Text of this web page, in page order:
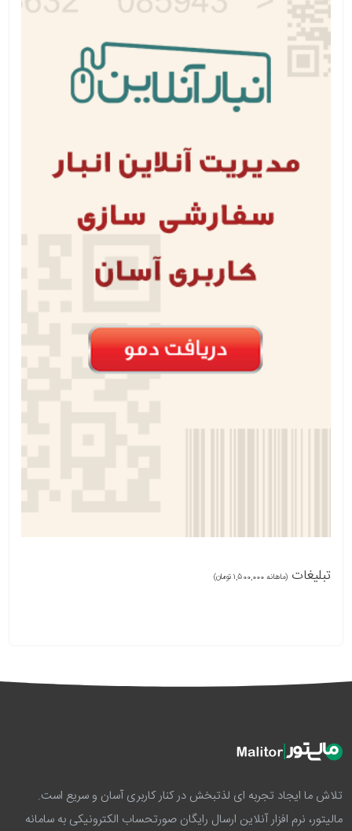
تبلیغات (ماهانه 1,500,000 تومان)
تلاش ما ایجاد تجربه ای لذتبخش در کنار کاربری آسان و سریع است.
مالیتور، نرم افزار آنلاین ارسال رایگان صورتحساب الکترونیکی به سامانه